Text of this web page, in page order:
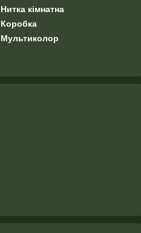
Нитка кімнатна
Коробка
Мультиколор